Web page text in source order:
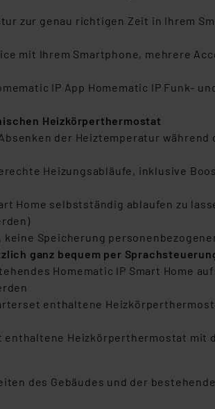
zur genau richtigen Zeit in Ihrem
mit Ihrem Smartphone, mehrere
IP App Homematic IP Funk-
Heizkörperthermostat
der Heiztemperatur während
Heizungsabläufe, inklusive
Home selbstständig ablaufen zu
Speicherung
ganz bequem per
Homematic IP Smart Home
enthaltene
enthaltene Heizkörperthermostat mit
des Gebäudes und der